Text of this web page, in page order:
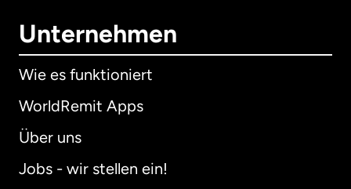
Unternehmen
Wie es funktioniert
WorldRemit Apps
Über uns
Jobs - wir stellen ein!